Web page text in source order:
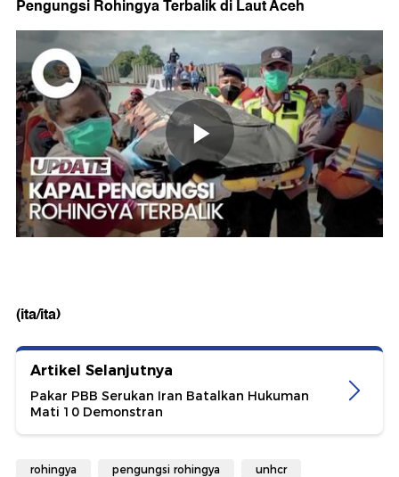
Pengungsi Rohingya Terbalik di Laut Aceh
(ita/ita)
Artikel Selanjutnya
Pakar PBB Serukan Iran Batalkan Hukuman
Mati 10 Demonstran
rohingya pengungsi rohingya unhcr